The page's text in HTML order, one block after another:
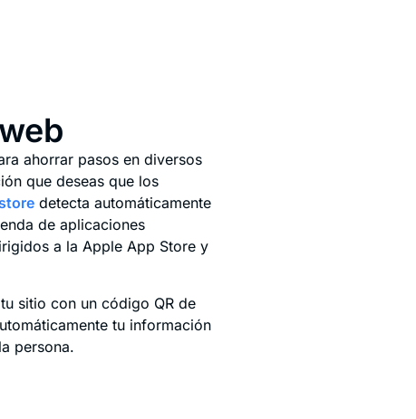
ahorrar pasos en diversos
que deseas que los
detecta automáticamente
de aplicaciones
a la Apple App Store y
sitio con un código QR de
tu información
persona.